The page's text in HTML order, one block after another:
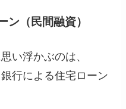
ン（民間融資）
い浮かぶのは、
行による住宅ローン